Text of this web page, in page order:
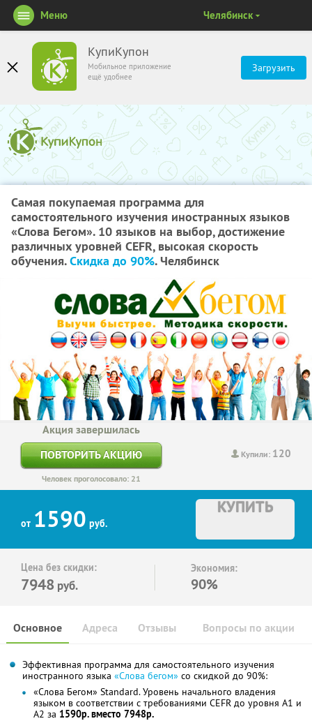
КупиКупон
Мобильное приложение
ещё удобнее
Загрузить
Меню Челябинск
Самая покупаемая программа для
самостоятельного изучения иностранных языков
«Слова Бегом». 10 языков на выбор, достижение
различных уровней CEFR, высокая скорость
обучения.Скидка до 90%. Челябинск
Купили: 120
Акция завершилась
ПОВТОРИТЬ АКЦИЮ
Человек проголосовало: 21
от 1590 руб.
КУПИТЬ
Цена без скидки:
7948 руб.
Экономия:
90%
Основное Отзывы Вопросы по акции
Адреса
Эффективная программа для самостоятельного изучения
иностранного языка «Слова бегом» со скидкой до 90%:
«Слова Бегом» Standard. Уровень начального владения
языком в соответствии с требованиями CEFR до уровня А1 и
А2 за 1590р. вместо 7948р.